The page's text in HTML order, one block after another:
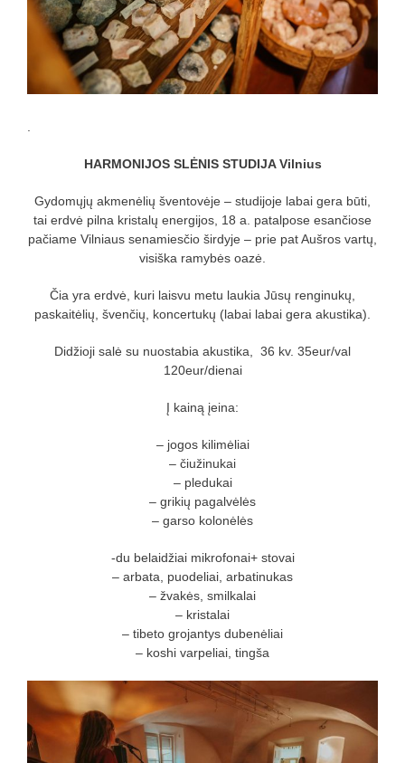
HARMONIJOS SLĖNIS STUDIJA Vilnius
Gydomųjų akmenėlių šventovėje – studijoje labai gera būti,
tai erdvė pilna kristalų energijos, 18 a. patalpose esančiose
pačiame Vilniaus senamiesčio širdyje – prie pat Aušros vartų,
visiška ramybės oazė.
Čia yra erdvė, kuri laisvu metu laukia Jūsų renginukų,
paskaitėlių, švenčių, koncertukų (labai labai gera akustika).
Didžioji salė su nuostabia akustika, 36 kv. 35eur/val
120eur/dienai
Į kainą įeina:
– jogos kilimėliai
– čiužinukai
– pledukai
– grikių pagalvėlės
– garso kolonėlės
-du belaidžiai mikrofonai+ stovai
– arbata, puodeliai, arbatinukas
– žvakės, smilkalai
– kristalai
– tibeto grojantys dubenėliai
– koshi varpeliai, tingša